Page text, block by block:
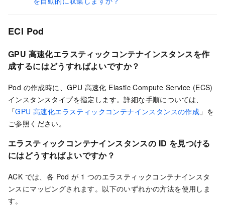
ECI Pod
GPU 高速化エラスティックコンテナインスタンスを作
成するにはどうすればよいですか？
Pod の作成時に、GPU 高速化 Elastic Compute Service (ECS)
インスタンスタイプを指定します。詳細な手順については、
「GPU 高速化エラスティックコンテナインスタンスの作成 」を
ご参照ください。
エラスティックコンテナインスタンスの ID を見つける
にはどうすればよいですか？
ACK では、各 Pod が 1 つのエラスティックコンテナインスタ
ンスにマッピングされます。以下のいずれかの方法を使用しま
す。